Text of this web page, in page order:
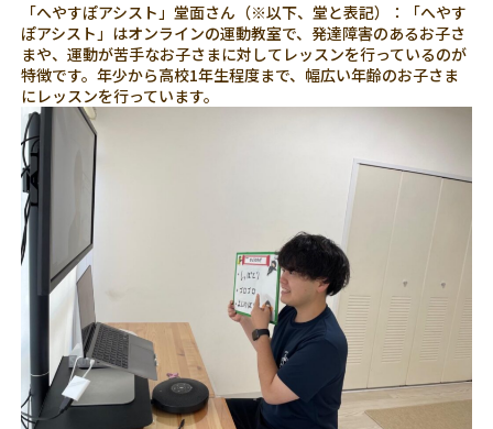
「へやすぽアシスト」堂面さん（※以下、堂と表記）：「へやす
ぽアシスト」はオンラインの運動教室で、発達障害のあるお子さ
まや、運動が苦手なお子さまに対してレッスンを行っているのが
特徴です。年少から高校1年生程度まで、幅広い年齢のお子さま
にレッスンを行っています。